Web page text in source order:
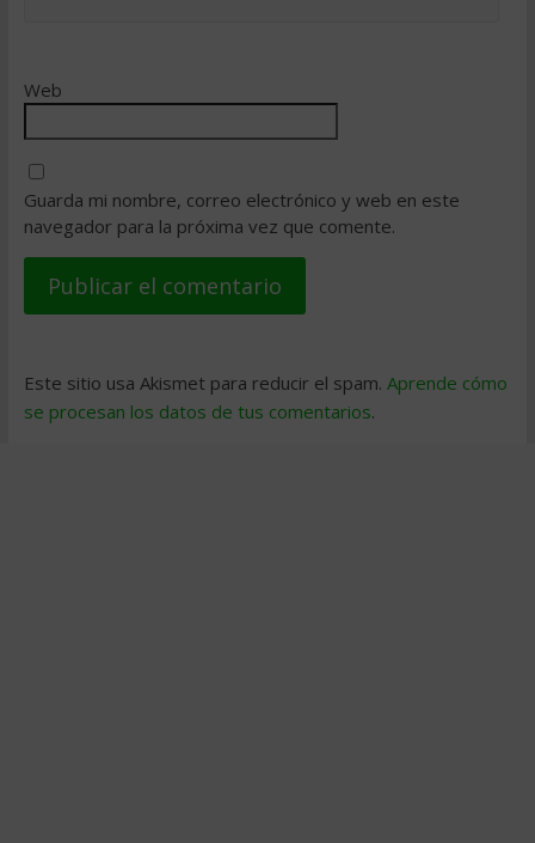
Web
Guarda mi nombre, correo electrónico y web en este
navegador para la próxima vez que comente.
Este sitio usa Akismet para reducir el spam. Aprende cómo
se procesan los datos de tus comentarios.